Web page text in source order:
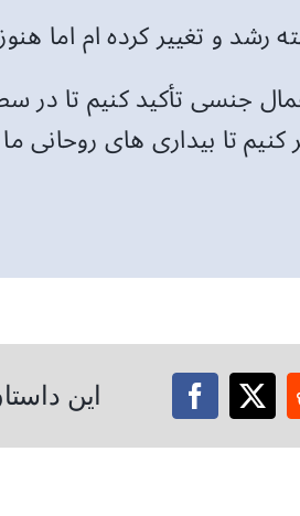
و تغییر کرده ام اما
جنسی تأکید کنیم تا
کنیم تا بیداری های
این